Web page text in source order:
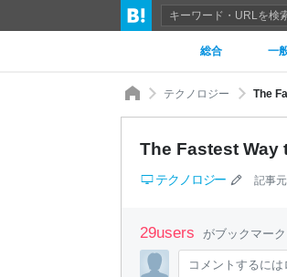
総合 一
テクノロジー The
The Fastest
テクノロジー 記事
29users がブックマーク
コメントするに